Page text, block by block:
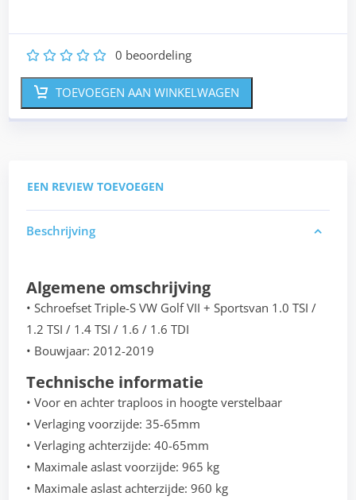
5
4
3
2 0 beoordeling
TOEVOEGEN AAN WINKELWAGEN
EEN REVIEW TOEVOEGEN
Beschrijving
Algemene omschrijving
• Schroefset Triple-S VW Golf VII + Sportsvan 1.0 TSI /
1.2 TSI / 1.4 TSI / 1.6 / 1.6 TDI
• Bouwjaar: 2012-2019
Technische informatie
• Voor en achter traploos in hoogte verstelbaar
• Verlaging voorzijde: 35-65mm
• Verlaging achterzijde: 40-65mm
• Maximale aslast voorzijde: 965 kg
• Maximale aslast achterzijde: 960 kg